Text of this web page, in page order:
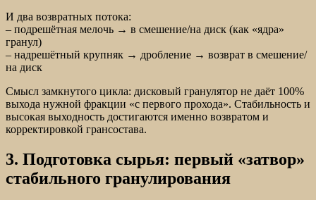
И два возвратных потока:
– подрешётная мелочь → в смешение/на диск (как «ядра»
гранул)
– надрешётный крупняк → дробление → возврат в смешение/
на диск
Смысл замкнутого цикла: дисковый гранулятор не даёт 100%
выхода нужной фракции «с первого прохода». Стабильность и
высокая выходность достигаются именно возвратом и
корректировкой грансостава.
3. Подготовка сырья: первый «затвор»
стабильного гранулирования